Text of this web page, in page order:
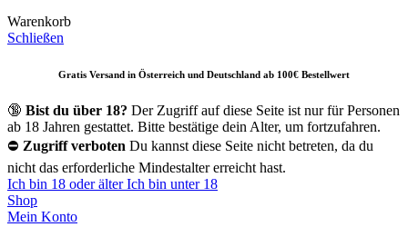
Warenkorb
Schließen
Gratis Versand in Österreich und Deutschland ab 100€ Bestellwert
🔞 Bist du über 18? Der Zugriff auf diese Seite ist nur für Personen
ab 18 Jahren gestattet. Bitte bestätige dein Alter, um fortzufahren.
⛔ Zugriff verboten Du kannst diese Seite nicht betreten, da du
nicht das erforderliche Mindestalter erreicht hast.
Ich bin 18 oder älterIch bin unter 18
Shop
Mein Konto